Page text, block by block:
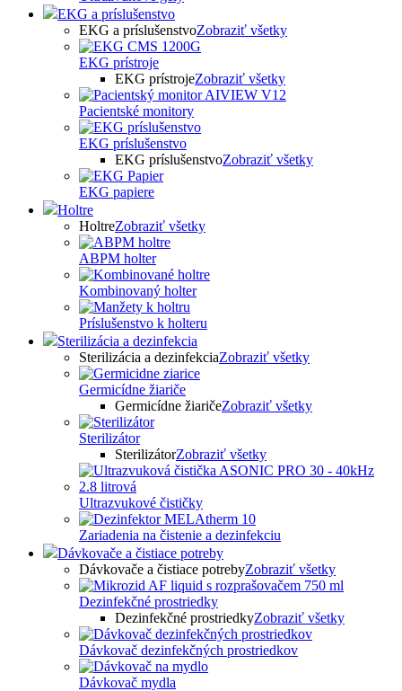
EKG a príslušenstvo
EKG a príslušenstvoZobraziť všetky
EKG prístroje
EKG prístrojeZobraziť všetky
Pacientské monitory
EKG príslušenstvo
EKG príslušenstvoZobraziť všetky
EKG papiere
Holtre
HoltreZobraziť všetky
ABPM holter
Kombinovaný holter
Príslušenstvo k holteru
Sterilizácia a dezinfekcia
Sterilizácia a dezinfekciaZobraziť všetky
Germicídne žiariče
Germicídne žiaričeZobraziť všetky
Sterilizátor
SterilizátorZobraziť všetky
Ultrazvukové čističky
Zariadenia na čistenie a dezinfekciu
Dávkovače a čistiace potreby
Dávkovače a čistiace potrebyZobraziť všetky
Dezinfekčné prostriedky
Dezinfekčné prostriedkyZobraziť všetky
Dávkovač dezinfekčných prostriedkov
Dávkovač mydla